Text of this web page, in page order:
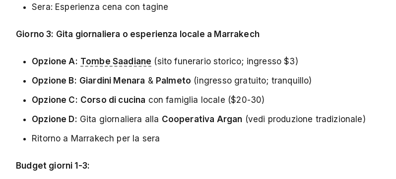
Sera: Esperienza cena con tagine
Giorno 3: Gita giornaliera o esperienza locale a Marrakech
Opzione A: Tombe Saadiane (sito funerario storico; ingresso $3)
Opzione B: Giardini Menara & Palmeto (ingresso gratuito; tranquillo)
Opzione C: Corso di cucina con famiglia locale ($20-30)
Opzione D: Gita giornaliera alla Cooperativa Argan (vedi produzione tradizionale)
Ritorno a Marrakech per la sera
Budget giorni 1-3: